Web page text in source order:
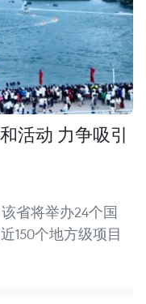
活动 力争吸引
省将举办24个国
150个地方级项目